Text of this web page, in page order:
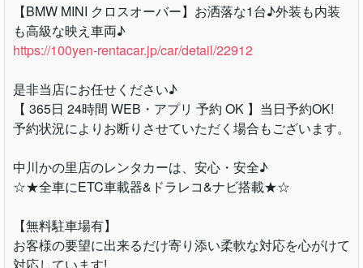
【BMW MINI クロスオーバー】お洒落な1台♪外装も内装
も高級な映え車両♪
https://100yen-rentacar.jp/car/detail/22912
是非当店にお任せください♪
【 365日 24時間 WEB・アプリ 予約 OK 】当日予約OK!
予約状況によりお断りさせていただく場合もございます。
中川かの里店のレンタカーは、安心・安全♪
☆★全車にETC車載器&ドラレコ&ナビ搭載★☆
【無料駐車場有】
お客様の要望に出来るだけ寄り添い柔軟な対応を心がけて
対応しています!